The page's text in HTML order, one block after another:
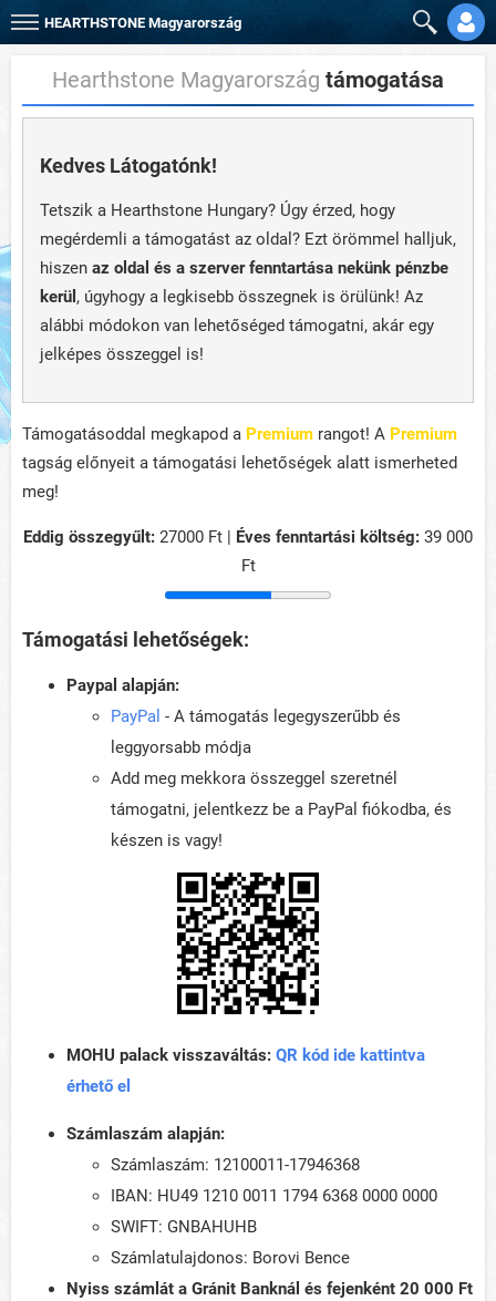
HEARTHSTONE Magyarország
Hearthstone Magyarország támogatása
Kedves Látogatónk!
Tetszik a Hearthstone Hungary? Úgy érzed, hogy
megérdemli a támogatást az oldal? Ezt örömmel halljuk,
hiszen az oldal és a szerver fenntartása nekünk pénzbe
kerül , úgyhogy a legkisebb összegnek is örülünk! Az
alábbi módokon van lehetőséged támogatni, akár egy
jelképes összeggel is!
Támogatásoddal megkapod a Premium rangot! A Premium
tagság előnyeit a támogatási lehetőségek alatt ismerheted
meg!
Eddig összegyűlt: 27000 Ft | Éves fenntartási költség: 39 000
Ft
Támogatási lehetőségek:
Paypal alapján:
PayPal - A támogatás legegyszerűbb és
leggyorsabb módja
Add meg mekkora összeggel szeretnél
támogatni, jelentkezz be a PayPal fiókodba, és
készen is vagy!
MOHU palack visszaváltás: QR kód ide kattintva
érhető el
Számlaszám alapján:
Számlaszám: 12100011-17946368
IBAN: HU49 1210 0011 1794 6368 0000 0000
SWIFT: GNBAHUHB
Számlatulajdonos: Borovi Bence
Nyiss számlát a Gránit Banknál és fejenként 20 000 Ft